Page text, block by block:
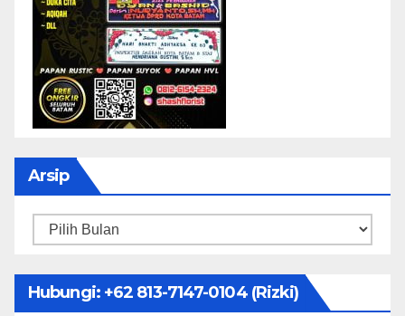
Arsip
Arsip
Hubungi: ‪+62 813-7147-0104‬ (Rizki)